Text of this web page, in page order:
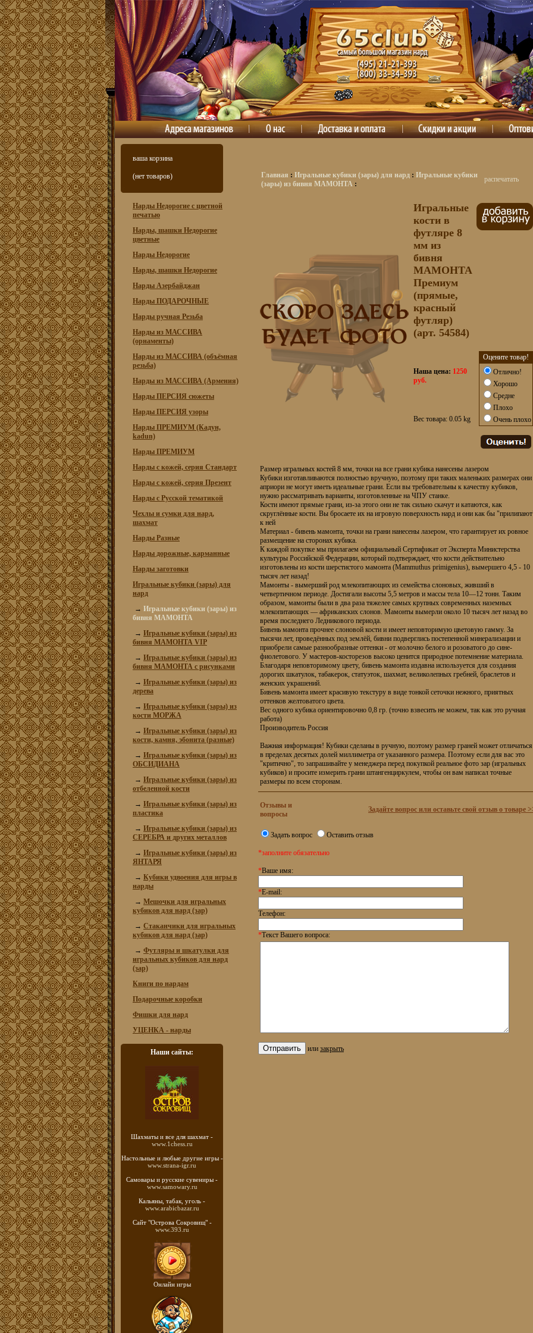
ваша корзина
(нет товаров)
Нарды Недорогие с цветной
печатью
Нарды, шашки Недорогие
цветные
Нарды Недорогие
Нарды, шашки Недорогие
Нарды Азербайджан
Нарды ПОДАРОЧНЫЕ
Нарды ручная Резьба
Нарды из МАССИВА
(орнаменты)
Нарды из МАССИВА (объёмная
резьба)
Нарды из МАССИВА (Армения)
Нарды ПЕРСИЯ сюжеты
Нарды ПЕРСИЯ узоры
Нарды ПРЕМИУМ (Кадун,
kadun)
Нарды ПРЕМИУМ
Нарды с кожей, серия Стандарт
Нарды с кожей, серия Презент
Нарды с Русской тематикой
Чехлы и сумки для нард,
шахмат
Нарды Разные
Нарды дорожные, карманные
Нарды заготовки
Игральные кубики (зары) для
нард
→ Игральные кубики (зары) из
бивня МАМОНТА
→ Игральные кубики (зары) из
бивня МАМОНТА VIP
→ Игральные кубики (зары) из
бивня МАМОНТА с рисунками
→ Игральные кубики (зары) из
дерева
→ Игральные кубики (зары) из
кости МОРЖА
→ Игральные кубики (зары) из
кости, камня, эбонита (разные)
→ Игральные кубики (зары) из
ОБСИДИАНА
→ Игральные кубики (зары) из
отбеленной кости
→ Игральные кубики (зары) из
пластика
→ Игральные кубики (зары) из
СЕРЕБРА и других металлов
→ Игральные кубики (зары) из
ЯНТАРЯ
→ Кубики удвоения для игры в
нарды
→ Мешочки для игральных
кубиков для нард (зар)
→ Стаканчики для игральных
кубиков для нард (зар)
→ Футляры и шкатулки для
игральных кубиков для нард
(зар)
Книги по нардам
Подарочные коробки
Фишки для нард
УЦЕНКА - нарды
Наши сайты:
Шахматы и все для шахмат -
www.1chess.ru
Настольные и любые другие игры -
www.strana-igr.ru
Самовары и русские сувениры -
www.samowary.ru
Кальяны, табак, уголь -
www.arabicbazar.ru
Сайт "Острова Сокровищ" -
www.393.ru
Онлайн игры
Главная : Игральные кубики (зары) для нард : Игральные кубики
(зары) из бивня МАМОНТА :
распечатать
Игральные
кости в
футляре 8
мм из
бивня
МАМОНТА
Премиум
(прямые,
красный
футляр)
(арт. 54584)
Наша цена: 1250
руб.
Оцените товар!
Отлично!
Хорошо
Средне
Плохо
Очень плохо
Вес товара: 0.05 kg
Размер игральных костей 8 мм, точки на все грани кубика нанесены лазером
Кубики изготавливаются полностью вручную, поэтому при таких маленьких размерах они
априори не могут иметь идеальные грани. Если вы требовательны к качеству кубиков,
нужно рассматривать варианты, изготовленные на ЧПУ станке.
Кости имеют прямые грани, из-за этого они не так сильно скачут и катаются, как
скруглённые кости. Вы бросаете их на игровую поверхность нард и они как бы
к ней
Материал - бивень мамонта, точки на грани нанесены лазером, что гарантирует их ровное
размещение на сторонах кубика.
К каждой покупке мы прилагаем официальный Сертификат от Эксперта Министерства
культуры Российской Федерации, который подтверждает, что кости действительно
изготовлены из кости шерстистого мамонта (Mammuthus primigenius), вымершего 4,5 - 10
тысяч лет назад!
Мамонты - вымерший род млекопитающих из семейства слоновых, живший в
четвертичном периоде. Достигали высоты 5,5 метров и массы тела 10—12 тонн. Таким
образом, мамонты были в два раза тяжелее самых крупных современных наземных
млекопитающих — африканских слонов. Мамонты вымерли около 10 тысяч лет назад во
время последнего Ледникового периода.
Бивень мамонта прочнее слоновой кости и имеет неповторимую цветовую гамму. За
тысячи лет, проведённых под землёй, бивни подверглись постепенной минерализации и
приобрели самые разнообразные оттенки - от молочно белого и розоватого до сине-
фиолетового. У мастеров-косторезов высоко ценится природное потемнение материала.
Благодаря неповторимому цвету, бивень мамонта издавна используется для создания
дорогих шкатулок, табакерок, статуэток, шахмат, великолепных гребней, браслетов и
женских украшений.
Бивень мамонта имеет красивую текстуру в виде тонкой сеточки нежного, приятных
оттенков желтоватого цвета.
Вес одного кубика ориентировочно 0,8 гр. (точно взвесить не можем, так как это ручная
работа)
Производитель Россия
Важная информация! Кубики сделаны в ручную, поэтому размер граней может отличаться
в пределах десятых долей миллиметра от указанного размера. Поэтому если для вас это
"критично", то запрашивайте у менеджера перед покупкой реальное фото зар (игральных
кубиков) и просите измерить грани штангенциркулем, чтобы он вам написал точные
размеры по всем сторонам.
Отзывы и
вопросы
Задайте вопрос или оставьте свой отзыв о товаре
Задать вопрос Оставить отзыв
*заполните обязательно
*Ваше имя:
*E-mail:
Телефон:
*Текст Вашего вопроса:
или закрыть